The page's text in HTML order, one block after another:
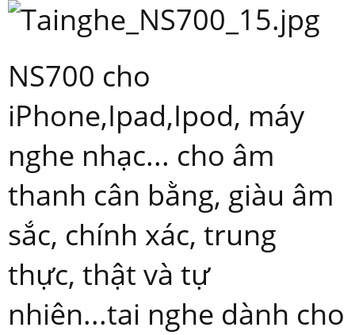
NS700 cho
iPhone,Ipad,Ipod, máy
nghe nhạc... cho âm
thanh cân bằng, giàu âm
sắc, chính xác, trung
thực, thật và tự
nhiên...tai nghe dành cho